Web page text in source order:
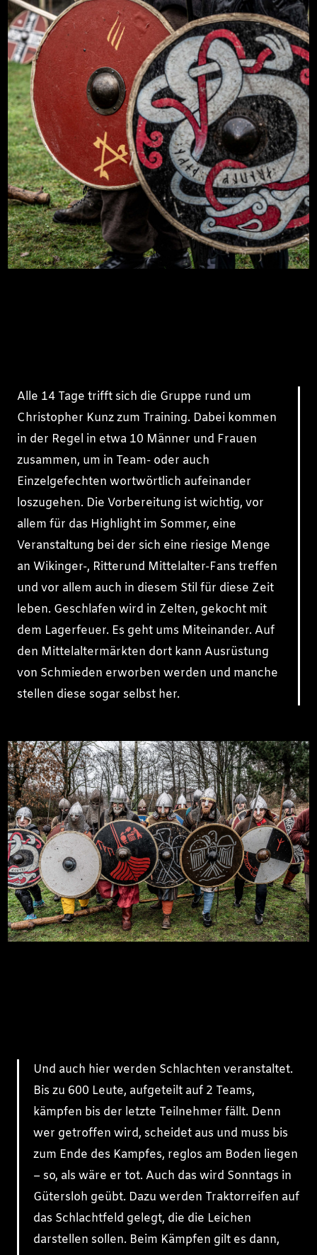
Alle 14 Tage trifft sich die Gruppe rund um
Christopher Kunz zum Training. Dabei kommen
in der Regel in etwa 10 Männer und Frauen
zusammen, um in Team- oder auch
Einzelgefechten wortwörtlich aufeinander
loszugehen. Die Vorbereitung ist wichtig, vor
allem für das Highlight im Sommer, eine
Veranstaltung bei der sich eine riesige Menge
an Wikinger-, Ritterund Mittelalter-Fans treffen
und vor allem auch in diesem Stil für diese Zeit
leben. Geschlafen wird in Zelten, gekocht mit
dem Lagerfeuer. Es geht ums Miteinander. Auf
den Mittelaltermärkten dort kann Ausrüstung
von Schmieden erworben werden und manche
stellen diese sogar selbst her.
Und auch hier werden Schlachten veranstaltet.
Bis zu 600 Leute, aufgeteilt auf 2 Teams,
kämpfen bis der letzte Teilnehmer fällt. Denn
wer getroffen wird, scheidet aus und muss bis
zum Ende des Kampfes, reglos am Boden liegen
– so, als wäre er tot. Auch das wird Sonntags in
Gütersloh geübt. Dazu werden Traktorreifen auf
das Schlachtfeld gelegt, die die Leichen
darstellen sollen. Beim Kämpfen gilt es dann,